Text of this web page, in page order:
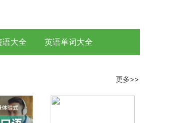
语大全 英语单词大全
更多>>